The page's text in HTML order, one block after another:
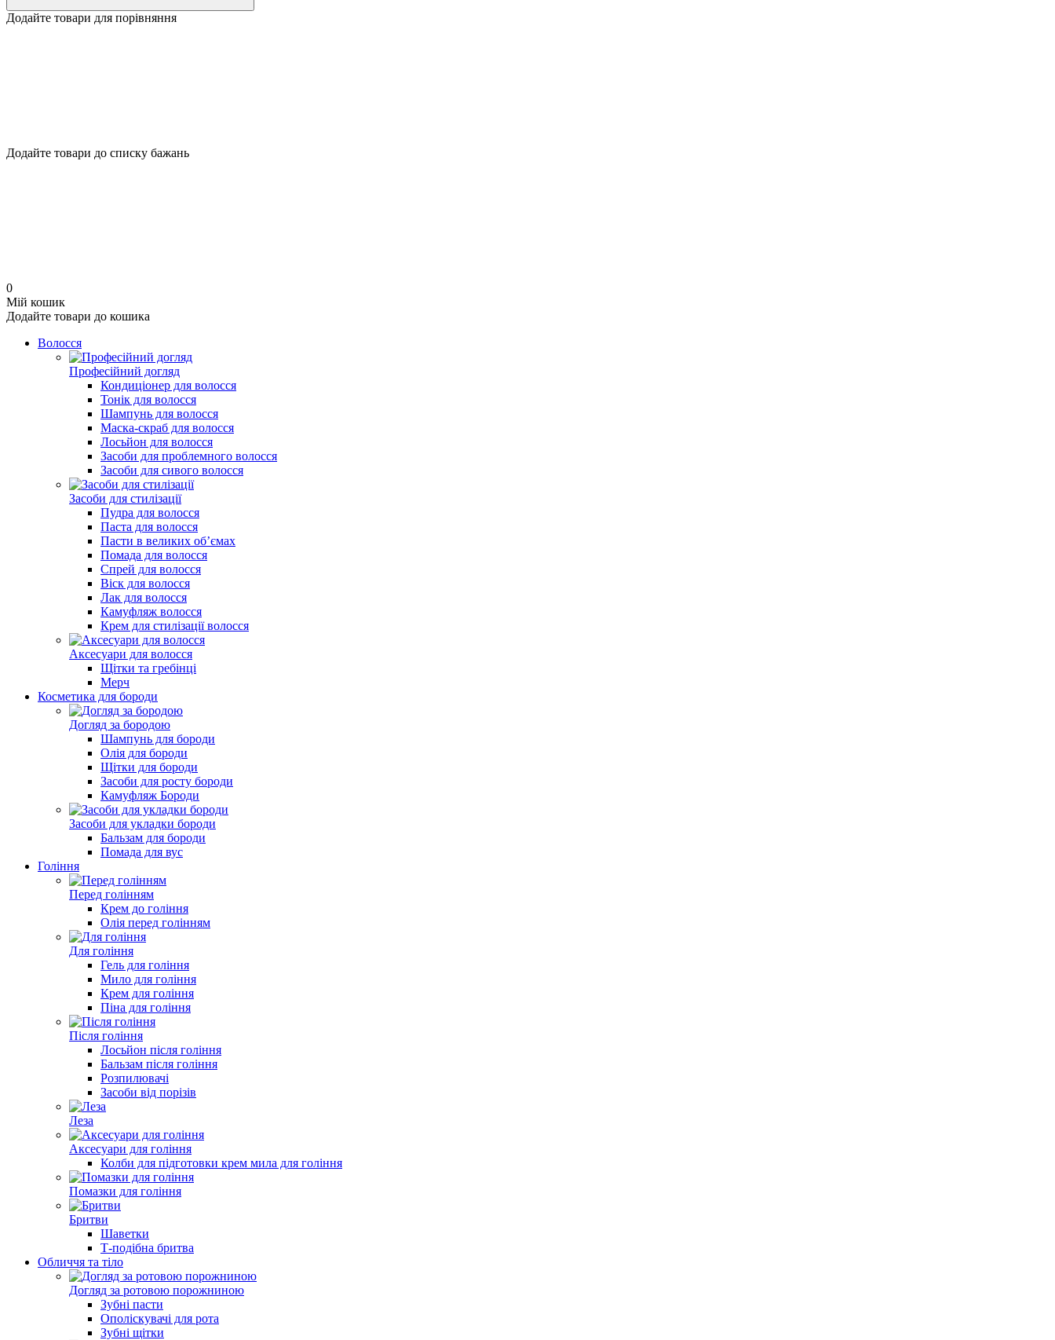
Додайте товари для порівняння
Додайте товари до списку бажань
0
Мій кошик
Додайте товари до кошика
Волосся
Професійний догляд
Кондиціонер для волосся
Тонік для волосся
Шампунь для волосся
Маска-скраб для волосся
Лосьйон для волосся
Засоби для проблемного волосся
Засоби для сивого волосся
Засоби для стилізації
Пудра для волосся
Паста для волосся
Пасти в великих об’ємах
Помада для волосся
Спрей для волосся
Віск для волосся
Лак для волосся
Камуфляж волосся
Крем для стилізації волоcся
Аксесуари для волосся
Щітки та гребінці
Мерч
Косметика для бороди
Догляд за бородою
Шампунь для бороди
Олія для бороди
Щітки для бороди
Засоби для росту бороди
Камуфляж Бороди
Засоби для укладки бороди
Бальзам для бороди
Помада для вус
Гоління
Перед голінням
Крем до гоління
Олія перед голінням
Для гоління
Гель для гоління
Мило для гоління
Крем для гоління
Піна для гоління
Після гоління
Лосьйон після гоління
Бальзам після гоління
Розпилювачі
Засоби від порізів
Леза
Аксесуари для гоління
Колби для підготовки крем мила для гоління
Помазки для гоління
Бритви
Шаветки
Т-подібна бритва
Обличчя та тіло
Догляд за ротовою порожниною
Зубні пасти
Ополіскувачі для рота
Зубні щітки